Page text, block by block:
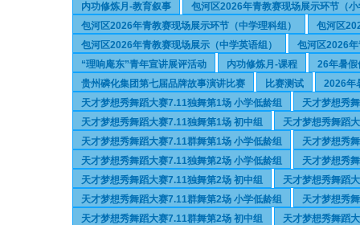
内功修炼月-教育叙事
包河区2026年青教赛现场展示环节（
包河区2026年青教赛现场展示环节（中学理科组）
包河区
包河区2026年青教赛现场展示（中学英语组）
包河区2026
“理响庵东”青年宣讲展评活动
内功修炼月-课程
26年暑假
贵州磷化集团第七届品牌故事演讲比赛
比赛测试
2026年
天才梦想秀舞蹈大赛7.11独舞第1场 小学低龄组
天才梦想秀
天才梦想秀舞蹈大赛7.11独舞第1场 初中组
天才梦想秀舞蹈
天才梦想秀舞蹈大赛7.11群舞第1场 小学低龄组
天才梦想秀
天才梦想秀舞蹈大赛7.11独舞第2场 小学低龄组
天才梦想秀
天才梦想秀舞蹈大赛7.11独舞第2场 初中组
天才梦想秀舞蹈
天才梦想秀舞蹈大赛7.11群舞第2场 小学低龄组
天才梦想秀
天才梦想秀舞蹈大赛7.11群舞第2场 初中组
天才梦想秀舞蹈